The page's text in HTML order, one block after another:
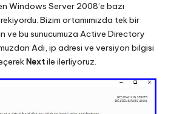
Windows Server 2008’e bazı
Bizim ortamımızda tek bir
ve bu sunucumuza Active Directory
Adı, ip adresi ve versiyon bilgisi
Nextile ilerliyoruz.